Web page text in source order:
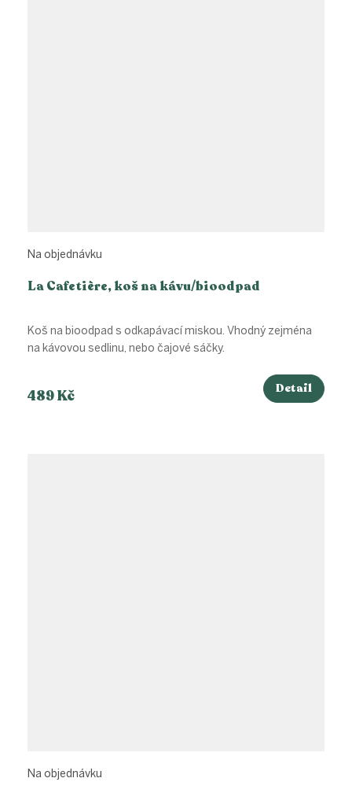
La Cafetière, koš na kávu/bioodpad
Na objednávku
489 Kč Detail
Koš na bioodpad s odkapávací miskou. Vhodný zejména
na kávovou sedlinu, nebo čajové sáčky.
Na objednávku